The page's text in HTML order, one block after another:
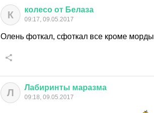
К колесо от Белаза
09:17, 09.05.2017
Олень фоткал, сфоткал все кроме морды
Л Лабиринты маразма
09:18, 09.05.2017